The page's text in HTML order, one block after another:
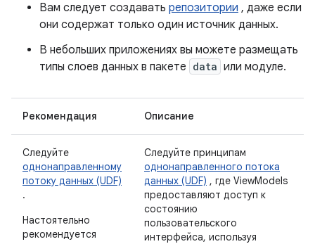
Вам следует создавать репозитории , даже если
они содержат только один источник данных.
В небольших приложениях вы можете размещать
типы слоев данных в пакете data или модуле.
Рекомендация Описание
Следуйте
однонаправленному
потоку данных (UDF)
.
Настоятельно
рекомендуется
Следуйте принципам
однонаправленного потока
данных (UDF) , где ViewModels
предоставляют доступ к
состоянию
пользовательского
интерфейса, используя